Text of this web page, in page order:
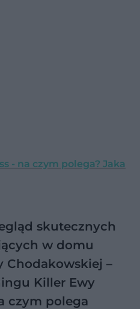
- na czym polega? Jaka
skutecznych
w domu
Chodakowskiej –
Killer Ewy
czym polega